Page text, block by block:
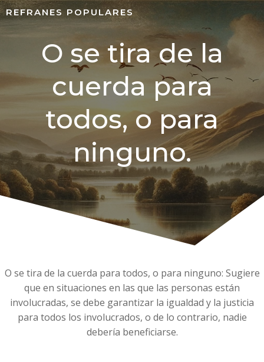
REFRANES POPULARES
O se tira de la
cuerda para
todos, o para
ninguno.
O se tira de la cuerda para todos, o para ninguno: Sugiere
que en situaciones en las que las personas están
involucradas, se debe garantizar la igualdad y la justicia
para todos los involucrados, o de lo contrario, nadie
debería beneficiarse.